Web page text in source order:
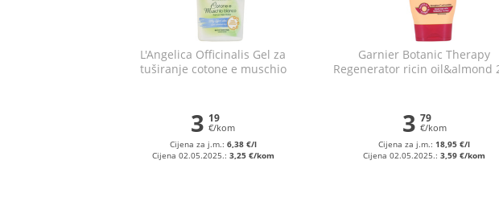
L'Angelica Officinalis Gel za
tuširanje cotone e muschio
3 19
€/kom
Cijena za j.m.: 6,38 €/l
Cijena 02.05.2025.: 3,25 €/kom
Garnier Botanic Therapy
Regenerator ricin oil&almond
3 79
€/kom
Cijena za j.m.:18,95 €/l
Cijena 02.05.2025.:3,59 €/kom